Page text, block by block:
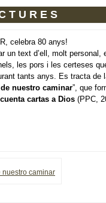
celebra 80 anys!
un text d’ell, molt personal,
les pors i les certeses
tants anys. Es tracta de
nuestro caminar”, que
cartas a Dios (PPC,
nuestro caminar